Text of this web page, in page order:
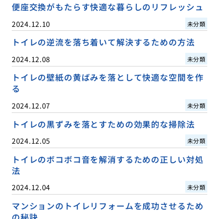
便座交換がもたらす快適な暮らしのリフレッシュ
2024.12.10 未分類
トイレの逆流を落ち着いて解決するための方法
2024.12.08 未分類
トイレの壁紙の黄ばみを落として快適な空間を作
る
2024.12.07 未分類
トイレの黒ずみを落とすための効果的な掃除法
2024.12.05 未分類
トイレのボコボコ音を解消するための正しい対処
法
2024.12.04 未分類
マンションのトイレリフォームを成功させるため